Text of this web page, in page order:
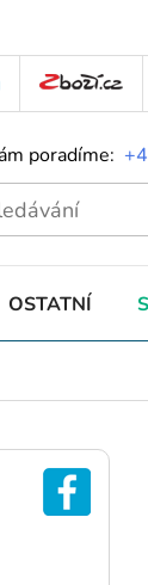
poradíme:
OSTATNÍ